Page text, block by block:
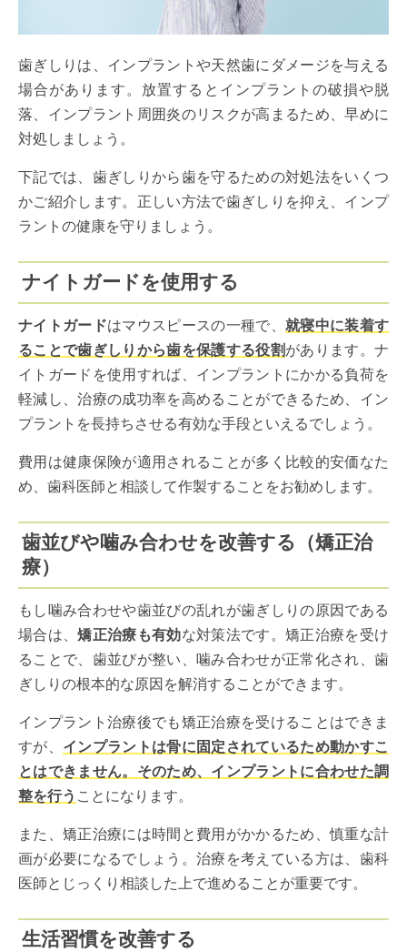
歯ぎしりは、インプラントや天然歯にダメージを与える
場合があります。放置するとインプラントの破損や脱
落、インプラント周囲炎のリスクが高まるため、早めに
対処しましょう。
下記では、歯ぎしりから歯を守るための対処法をいくつ
かご紹介します。正しい方法で歯ぎしりを抑え、インプ
ラントの健康を守りましょう。
ナイトガードを使用する
ナイトガードはマウスピースの一種で、 就寝中に装着す
ることで歯ぎしりから歯を保護する役割があります。ナ
イトガードを使用すれば、インプラントにかかる負荷を
軽減し、治療の成功率を高めることができるため、イン
プラントを長持ちさせる有効な手段といえるでしょう。
費用は健康保険が適用されることが多く比較的安価なた
め、歯科医師と相談して作製することをお勧めします。
歯並びや噛み合わせを改善する（矯正治
療）
もし噛み合わせや歯並びの乱れが歯ぎしりの原因である
場合は、矯正治療も有効な対策法です。矯正治療を受け
ることで、歯並びが整い、噛み合わせが正常化され、歯
ぎしりの根本的な原因を解消することができます。
インプラント治療後でも矯正治療を受けることはできま
すが、 インプラントは骨に固定されているため動かすこ
とはできません。そのため、インプラントに合わせた調
整を行う ことになります。
また、矯正治療には時間と費用がかかるため、慎重な計
画が必要になるでしょう。治療を考えている方は、歯科
医師とじっくり相談した上で進めることが重要です。
生活習慣を改善する